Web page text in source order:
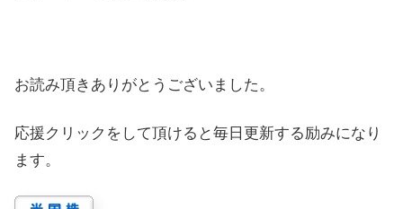
お読み頂きありがとうございました。
応援クリックをして頂けると毎日更新する励みになり
ます。